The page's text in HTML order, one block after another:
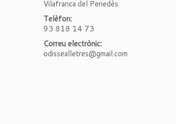
Vilafranca del Penedès
Telèfon:
93 818 14 73
Correu electrònic:
odissealletres@gmail.com